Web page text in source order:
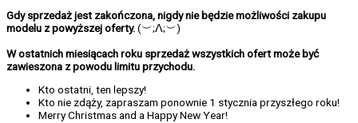
Gdy sprzedaż jest zakończona, nigdy nie będzie możliwości zakupu
modelu z powyższej oferty.(︶;ᐱ;︶)
W ostatnich miesiącach roku sprzedaż wszystkich ofert może być
zawieszona z powodu limitu przychodu.
Kto ostatni, ten lepszy!
Kto nie zdąży, zapraszam ponownie 1 stycznia przyszłego roku!
Merry Christmas and a Happy New Year!